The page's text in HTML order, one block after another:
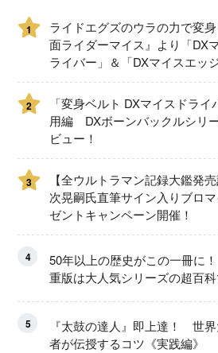
1
ライドエグズのウラの力で変
面ライダーマイス』より「DX
ライバー」＆「DXマイスエッ
ュー！
2
「変身ベルト DXマイスドライ
用編 DXボーンバックルシリ
ビュー！
3
【全ウルトラマン記録大鑑発
次晃嗣氏直筆サイン入りブロ
ゼントキャンペーン開催！
4
50年以上の歴史がこの一冊に
重版は大人気シリーズの超百
5
『太鼓の達人』即上達！ 世
者が伝授するコツ《実践編》